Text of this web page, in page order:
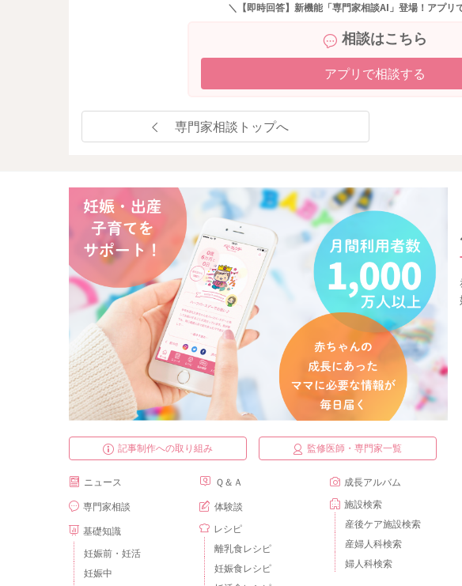
＼【即時回答】新機能「専門家相談AI」登場！アプリ
相談はこちら
アプリで相談する
専門家相談トップへ
記事制作への取り組み 監修医師・専門家一覧
ニュース
専門家相談
基礎知識
妊娠前・妊活
妊娠中
Ｑ＆Ａ
体験談
レシピ
離乳食レシピ
妊娠食レシピ
成長アルバム
施設検索
産後ケア施設検索
産婦人科検索
婦人科検索